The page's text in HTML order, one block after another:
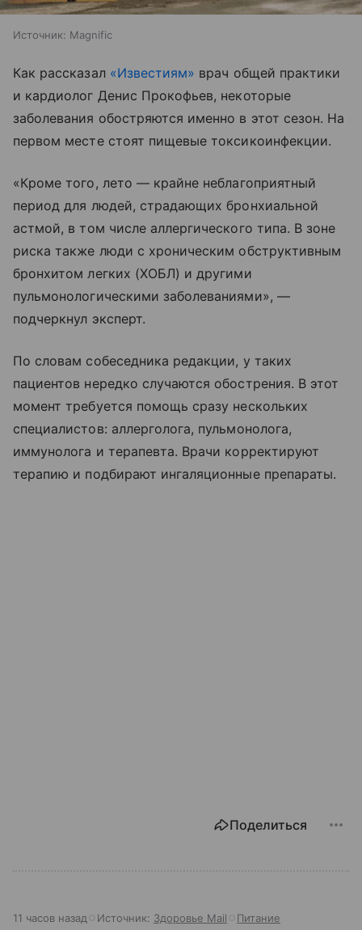
Источник: Magnific
Как рассказал «Известиям» врач общей практики
и кардиолог Денис Прокофьев, некоторые
заболевания обостряются именно в этот сезон. На
первом месте стоят пищевые токсикоинфекции.
«Кроме того, лето — крайне неблагоприятный
период для людей, страдающих бронхиальной
астмой, в том числе аллергического типа. В зоне
риска также люди с хроническим обструктивным
бронхитом легких (ХОБЛ) и другими
пульмонологическими заболеваниями», —
подчеркнул эксперт.
По словам собеседника редакции, у таких
пациентов нередко случаются обострения. В этот
момент требуется помощь сразу нескольких
специалистов: аллерголога, пульмонолога,
иммунолога и терапевта. Врачи корректируют
терапию и подбирают ингаляционные препараты.
Поделиться
11 часов назад Источник: Здоровье Mail Питание